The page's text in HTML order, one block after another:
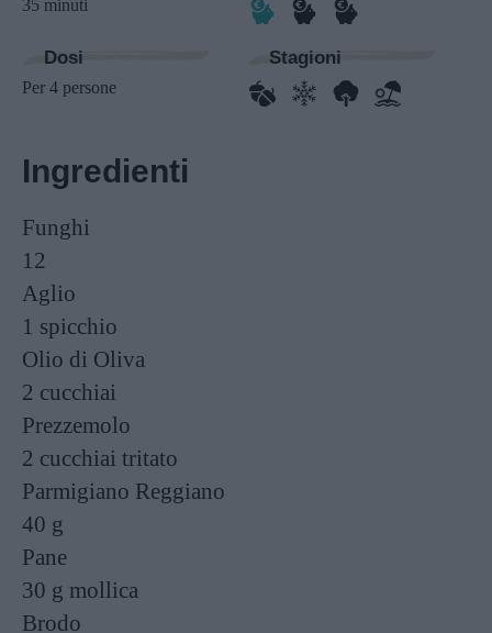
35 minuti
Dosi
Per 4 persone
Stagioni
Ingredienti
Funghi
12
Aglio
1 spicchio
Olio di Oliva
2 cucchiai
Prezzemolo
2 cucchiai tritato
Parmigiano Reggiano
40 g
Pane
30 g mollica
Brodo